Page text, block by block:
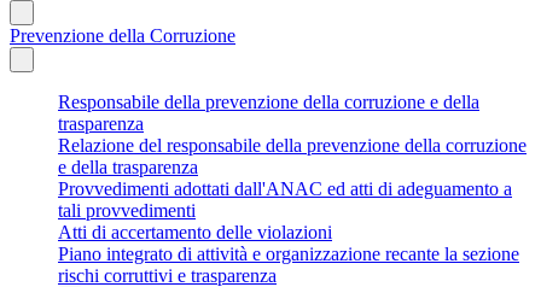
Prevenzione della Corruzione
Responsabile della prevenzione della corruzione e della
trasparenza
Relazione del responsabile della prevenzione della corruzione
e della trasparenza
Provvedimenti adottati dall'ANAC ed atti di adeguamento a
tali provvedimenti
Atti di accertamento delle violazioni
Piano integrato di attività e organizzazione recante la sezione
rischi corruttivi e trasparenza